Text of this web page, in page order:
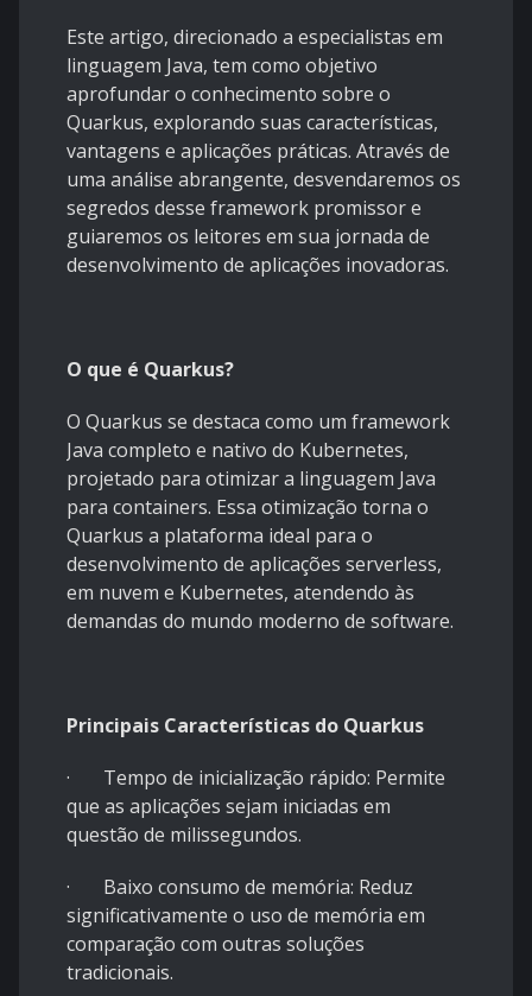
Este artigo, direcionado a especialistas em
linguagem Java, tem como objetivo
aprofundar o conhecimento sobre o
Quarkus, explorando suas características,
vantagens e aplicações práticas. Através de
uma análise abrangente, desvendaremos os
segredos desse framework promissor e
guiaremos os leitores em sua jornada de
desenvolvimento de aplicações inovadoras.
O que é Quarkus?
O Quarkus se destaca como um framework
Java completo e nativo do Kubernetes,
projetado para otimizar a linguagem Java
para containers. Essa otimização torna o
Quarkus a plataforma ideal para o
desenvolvimento de aplicações serverless,
em nuvem e Kubernetes, atendendo às
demandas do mundo moderno de software.
Principais Características do Quarkus
· Tempo de inicialização rápido: Permite
que as aplicações sejam iniciadas em
questão de milissegundos.
· Baixo consumo de memória: Reduz
significativamente o uso de memória em
comparação com outras soluções
tradicionais.